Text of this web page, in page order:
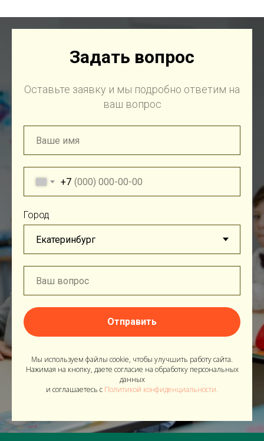
Задать вопрос
Оставьте заявку и мы подробно ответим на
ваш вопрос
+7
Город
Отправить
Мы используем файлы cookie, чтобы улучшить работу сайта.
Нажимая на кнопку, даете согласие на обработку персональных
данных
и соглашаетесь c Политикой конфиденциальности.